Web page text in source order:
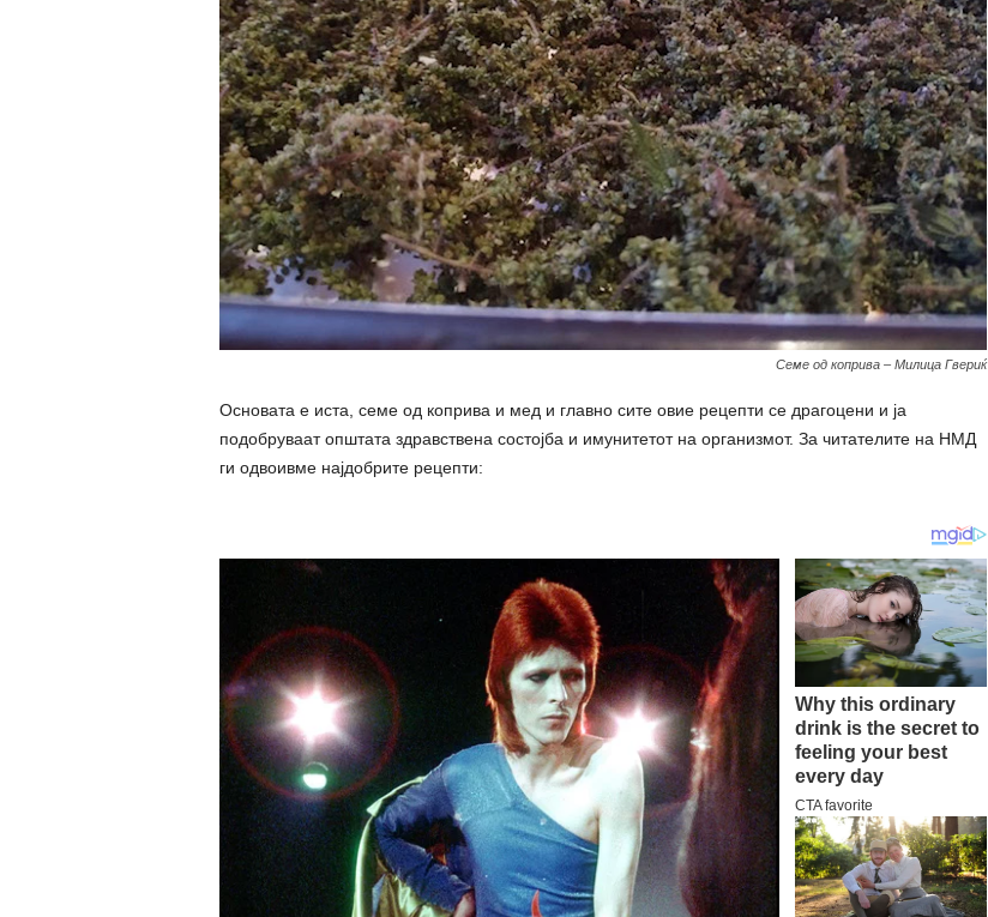
Семе од коприва – Милица Гвериќ
Основата е иста, семе од коприва и мед и главно сите овие рецепти се драгоцени и ја
подобруваат општата здравствена состојба и имунитетот на организмот. За читателите на НМД
ги одвоивме најдобрите рецепти: